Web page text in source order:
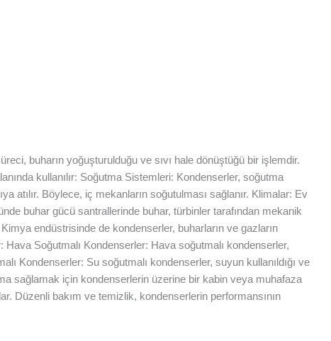
buharın yoğuşturulduğu ve sıvı hale dönüştüğü bir işlemdir.
kullanılır: Soğutma Sistemleri: Kondenserler, soğutma
atılır. Böylece, iç mekanların soğutulması sağlanır. Klimalar: Ev
buhar gücü santrallerinde buhar, türbinler tarafından mekanik
endüstrisinde de kondenserler, buharların ve gazların
Hava Soğutmalı Kondenserler: Hava soğutmalı kondenserler,
Kondenserler: Su soğutmalı kondenserler, suyun kullanıldığı ve
sağlamak için kondenserlerin üzerine bir kabin veya muhafaza
Düzenli bakım ve temizlik, kondenserlerin performansının